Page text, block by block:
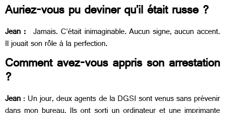
Auriez-vous pu deviner qu’il était russe ?
Jean :Jamais. C’était inimaginable. Aucun signe, aucun accent.
Il jouait son rôle à la perfection.
Comment avez-vous appris son arrestation
?
Jean: Un jour, deux agents de la DGSI sont venus sans prévenir